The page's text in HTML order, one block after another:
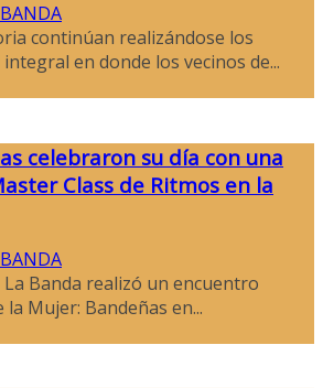
continúan realizándose los
en donde los vecinos de...
celebraron su día con una
Class de Ritmos en la
Banda realizó un encuentro
Mujer: Bandeñas en...